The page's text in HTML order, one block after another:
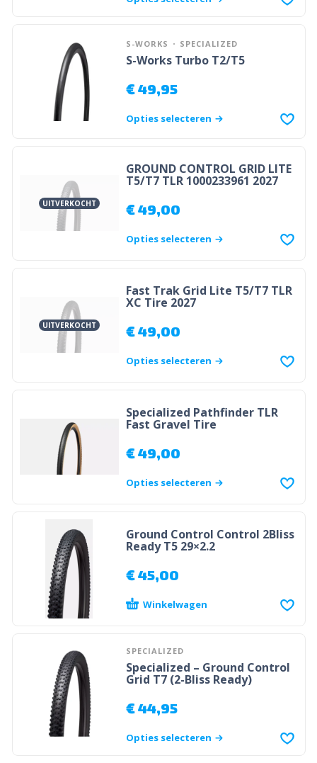
S-WORKS SPECIALIZED
S-Works Turbo T2/T5
€49,95
Opties selecteren
UITVERKOCHT
GROUND CONTROL GRID LITE
T5/T7 TLR 1000233961 2027
€49,00
Opties selecteren
UITVERKOCHT
Fast Trak Grid Lite T5/T7 TLR
XC Tire 2027
€49,00
Opties selecteren
Specialized Pathfinder TLR
Fast Gravel Tire
€49,00
Opties selecteren
Ground Control Control 2Bliss
Ready T5 29×2.2
€45,00
Winkelwagen
SPECIALIZED
Specialized – Ground Control
Grid T7 (2-Bliss Ready)
€44,95
Opties selecteren